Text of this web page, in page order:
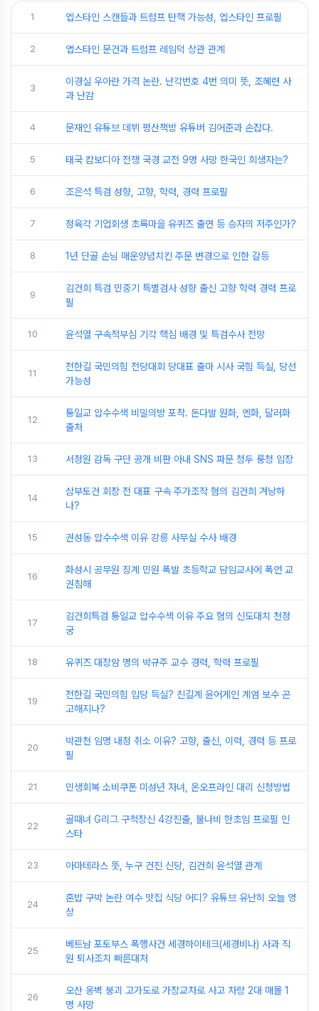
1 엡스타인 스캔들과 트럼프 탄핵 가능성, 엡스타인 프로필
2 앱스타인 문건과 트럼프 레임덕 상관 관계
3
이경실 우아란 가격 논란. 난각번호 4번 의미 뜻, 조혜련 사
과 난감
4 문재인 유튜브 데뷔 평산책방 유튜버 김어준과 손잡다.
5 태국 캄보디아 전쟁 국경 교전 9명 사망 한국인 희생자는?
6 조은석 특검 성향, 고향, 학력, 경력 프로필
7 정육각 기업회생 초록마을 유퀴즈 출연 등 승자의 저주인가?
8 1년 단골 손님 매운양념치킨 주문 변경으로 인한 갈등
9
김건희 특검 민중기 특별검사 성향 출신 고향 학력 경력 프로
필
10 윤석열 구속적부심 기각 핵심 배경 및 특검수사 전망
11
전한길 국민의힘 전당대회 당대표 출마 시사 국힘 득실, 당선
가능성
12
통일교 압수수색 비밀의방 포착. 돈다발 원화, 엔화, 달러화
출처
13 서정원 감독 구단 공개 비판 아내 SNS 파문 청두 룽청 입장
14
삼부토건 회장 전 대표 구속 주가조작 혐의 김건희 겨낭하
나?
15 권성동 압수수색 이유 강릉 사무실 수사 배경
16
화성시 공무원 징계 민원 폭발 초등학교 담임교사에 폭언 교
권침해
17
김건희특검 통일교 압수수색 이유 주요 혐의 신도대치 천정
궁
18 유퀴즈 대장암 명의 박규주 교수 경력, 학력 프로필
19
전한길 국민의힘 입당 득실? 친길계 윤어게인 계엄 보수 곤
고해지나?
20
박관천 임명 내정 취소 이유? 고향, 출신, 이력, 경력 등 프로
필
21 민생회복 소비쿠폰 미성년 자녀, 온오프라인 대리 신청방법
22
골때녀 G리그 구척장신 4강진출, 불나비 한초임 프로필 인
스타
23 아마테라스 뜻, 누구 건진 신당, 김건희 윤석열 관계
24
혼밥 구박 논란 여수 맛집 식당 어디? 유튜브 유난히 오늘 영
상
25
베트남 포토부스 폭행사건 세경하이테크(세경비나) 사과 직
원 퇴사조치 빠른대처
26
오산 옹벽 붕괴 고가도로 가장교차로 사고 차량 2대 매몰 1
명 사망